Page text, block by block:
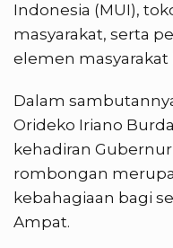
Indonesia (MUI),
masyarakat, serta
elemen masyarakat
Dalam
Orideko Iriano
kehadiran
rombongan
kebahagiaan bagi
Ampat.